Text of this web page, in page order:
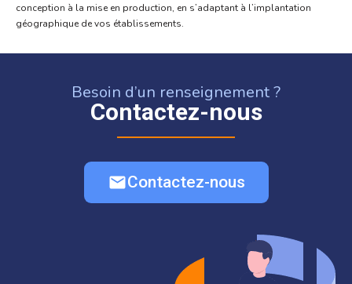
conception à la mise en production, en s’adaptant à l’implantation
géographique de vos établissements.
Besoin d’un renseignement ?
Contactez-nous
Contactez-nous